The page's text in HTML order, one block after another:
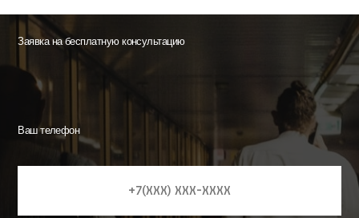
Заявка на бесплатную консультацию
Ваш телефон